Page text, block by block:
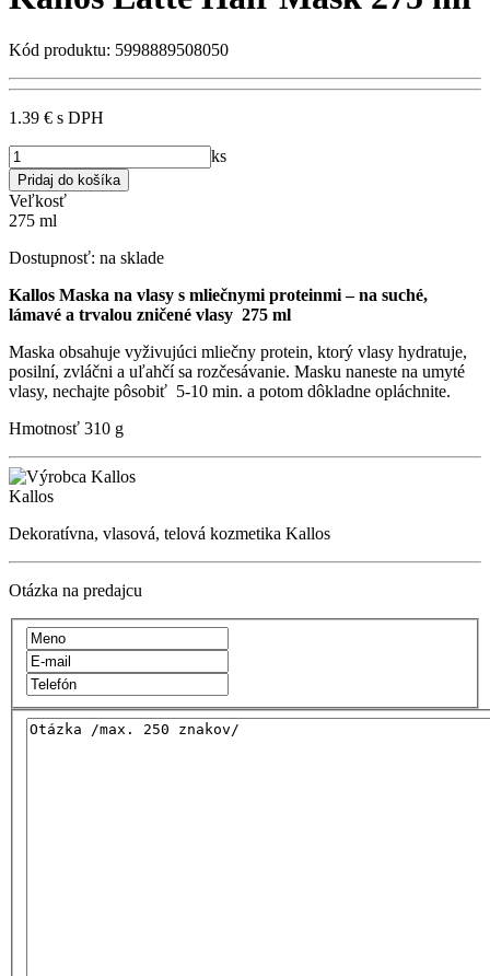
Kód produktu: 5998889508050
1.39 € s DPH
ks
Veľkosť
275 ml
Dostupnosť: na sklade
Kallos Maska na vlasy s mliečnymi proteinmi – na suché,
lámavé a trvalou zničené vlasy 275 ml
Maska obsahuje vyživujúci mliečny protein, ktorý vlasy hydratuje,
posilní, zvláčni a uľahčí sa rozčesávanie. Masku naneste na umyté
vlasy, nechajte pôsobiť 5-10 min. a potom dôkladne opláchnite.
Hmotnosť 310 g
Kallos
Dekoratívna, vlasová, telová kozmetika Kallos
Otázka na predajcu